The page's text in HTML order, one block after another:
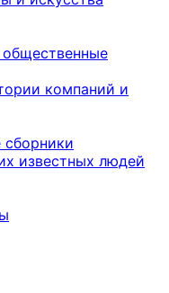
компаний и
сборники
известных людей